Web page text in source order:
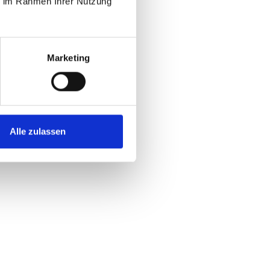
Marketing
Alle zulassen